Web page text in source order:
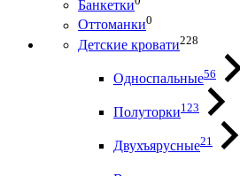
Банкетки
Оттоманки0
Детские кровати228
Односпальные56
Полуторки123
Двухъярусные21